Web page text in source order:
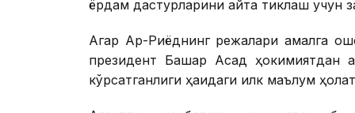
ёрдам дастурларини қайта тиклаш учун
Агар Ар-Риёднинг режалари амалга
президент Башар Асад ҳокимиятдан
кўрсатганлиги ҳақидаги илк маълум